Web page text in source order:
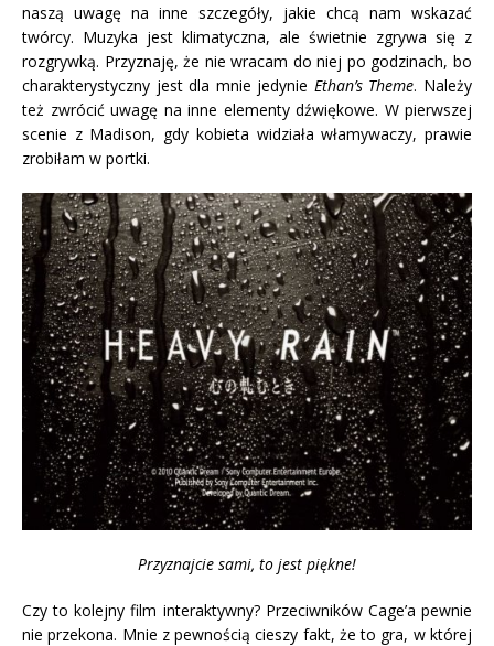
naszą uwagę na inne szczegóły, jakie chcą nam wskazać
twórcy. Muzyka jest klimatyczna, ale świetnie zgrywa się z
rozgrywką. Przyznaję, że nie wracam do niej po godzinach, bo
charakterystyczny jest dla mnie jedynie Ethan’s Theme. Należy
też zwrócić uwagę na inne elementy dźwiękowe. W pierwszej
scenie z Madison, gdy kobieta widziała włamywaczy, prawie
zrobiłam w portki.
Przyznajcie sami, to jest piękne!
Czy to kolejny film interaktywny? Przeciwników Cage’a pewnie
nie przekona. Mnie z pewnością cieszy fakt, że to gra, w której